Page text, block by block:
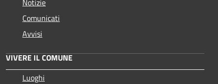
Notizie
Comunicati
Avvisi
VIVERE IL COMUNE
Luoghi